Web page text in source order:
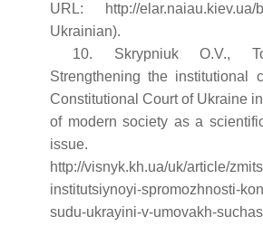
URL: http://
Ukrainian).
10. Skrypniuk O.V.,
Strengthening the institutional
Constitutional Court of Ukraine
of modern society as a
issue.
http://visnyk.kh.ua/uk/article/
institutsiynoyi-spromozhnosti-
sudu-ukrayini-v-umovakh-